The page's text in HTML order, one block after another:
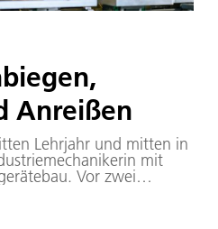
Anreißen
Lehrjahr und mitten in
mit
Vor zwei
des DLR